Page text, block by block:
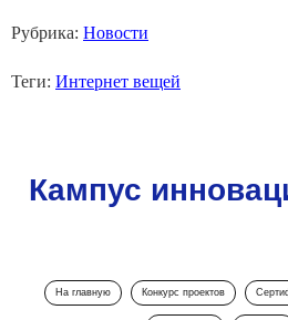
Рубрика: Новости
Теги: Интернет вещей
Кампус
На главную Конкурс проектов